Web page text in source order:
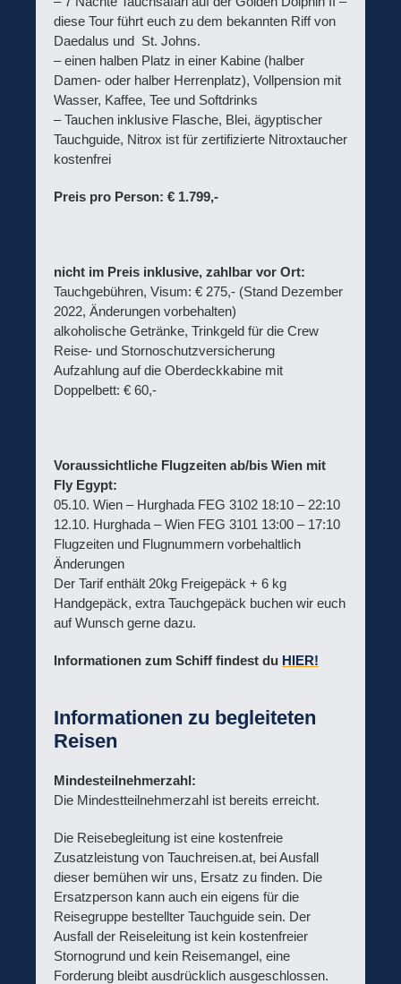
diese Tour führt euch zu dem bekannten Riff von
Daedalus und St. Johns.
– einen halben Platz in einer Kabine (halber
Damen- oder halber Herrenplatz), Vollpension mit
Wasser, Kaffee, Tee und Softdrinks
– Tauchen inklusive Flasche, Blei, ägyptischer
Tauchguide, Nitrox ist für zertifizierte Nitroxtaucher
kostenfrei
Preis pro Person: € 1.799,-
nicht im Preis inklusive, zahlbar vor Ort:
Tauchgebühren, Visum: € 275,- (Stand Dezember
2022, Änderungen vorbehalten)
alkoholische Getränke, Trinkgeld für die Crew
Reise- und Stornoschutzversicherung
Aufzahlung auf die Oberdeckkabine mit
Doppelbett: € 60,-
Voraussichtliche Flugzeiten ab/bis Wien mit
Fly Egypt:
05.10. Wien – Hurghada FEG 3102 18:10 – 22:10
12.10. Hurghada – Wien FEG 3101 13:00 – 17:10
Flugzeiten und Flugnummern vorbehaltlich
Änderungen
Der Tarif enthält 20kg Freigepäck + 6 kg
Handgepäck, extra Tauchgepäck buchen wir euch
auf Wunsch gerne dazu.
Informationen zum Schiff findest du HIER!
Informationen zu begleiteten
Reisen
Mindesteilnehmerzahl:
Die Mindestteilnehmerzahl ist bereits erreicht.
Die Reisebegleitung ist eine kostenfreie
Zusatzleistung von Tauchreisen.at, bei Ausfall
dieser bemühen wir uns, Ersatz zu finden. Die
Ersatzperson kann auch ein eigens für die
Reisegruppe bestellter Tauchguide sein. Der
Ausfall der Reiseleitung ist kein kostenfreier
Stornogrund und kein Reisemangel, eine
Forderung bleibt ausdrücklich ausgeschlossen.